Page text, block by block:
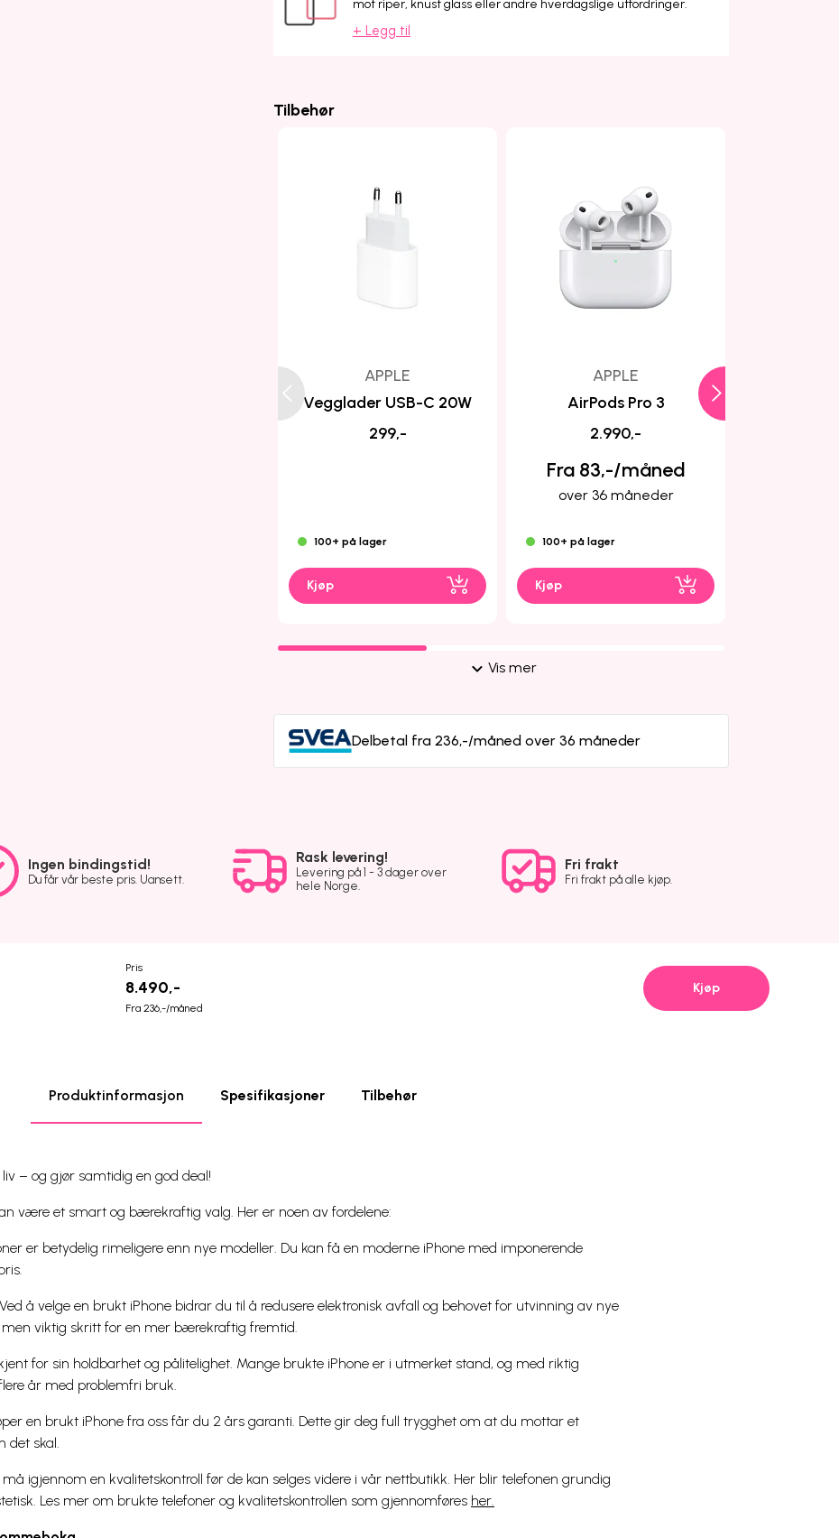
mot riper, knust glass eller andre hverdagslige utfordringer.
+ Legg til
Tilbehør
APPLE
Vegglader USB-C 20W
299,-
100+ på lager
Kjøp
APPLE
AirPods Pro 3
2.990,-
Fra 83,-/måned
over 36 måneder
100+ på lager
Kjøp
Vis mer
Delbetal fra 236,-/måned over 36 måneder
Ingen bindingstid!
Du får vår beste pris. Uansett.
Rask levering!
Levering på 1 - 3 dager over
hele Norge.
Fri frakt
Fri frakt på alle kjøp.
Pris
8.490,-
Fra 236,-/måned
Kjøp
Produktinformasjon Spesifikasjoner Tilbehør
– og gjør samtidig en god deal!
være et smart og bærekraftig valg. Her er noen av fordelene:
er betydelig rimeligere enn nye modeller. Du kan få en moderne iPhone med imponerende
Ved å velge en brukt iPhone bidrar du til å redusere elektronisk avfall og behovet for utvinning av nye
men viktig skritt for en mer bærekraftig fremtid.
for sin holdbarhet og pålitelighet. Mange brukte iPhone er i utmerket stand, og med riktig
år med problemfri bruk.
en brukt iPhone fra oss får du 2 års garanti. Dette gir deg full trygghet om at du mottar et
det skal.
igjennom en kvalitetskontroll før de kan selges videre i vår nettbutikk. Her blir telefonen grundig
Les mer om brukte telefoner og kvalitetskontrollen som gjennomføres her.